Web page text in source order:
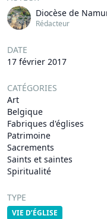
Diocèse de
Rédacteur
DATE
17 février 2017
CATÉGORIES
Art
Belgique
Fabriques d'églises
Patrimoine
Sacrements
Saints et saintes
Spiritualité
TYPE
VIE D’ÉGLISE